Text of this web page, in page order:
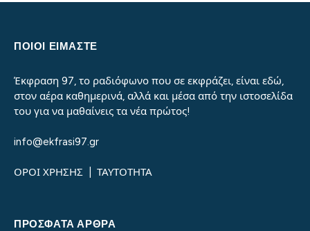
ΠΟΙΟΙ ΕΙΜΑΣΤΕ
Έκφραση 97, το ραδιόφωνο που σε εκφράζει, είναι εδώ,
στον αέρα καθημερινά, αλλά και μέσα από την ιστοσελίδα
του για να μαθαίνεις τα νέα πρώτος!
info@ekfrasi97.gr
ΟΡΟΙ ΧΡΗΣΗΣ ΤΑΥΤΟΤΗΤΑ
ΠΡΌΣΦΑΤΑ ΆΡΘΡΑ